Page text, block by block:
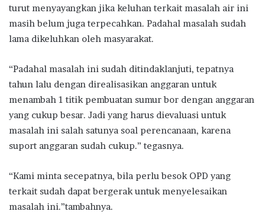
turut menyayangkan jika keluhan terkait masalah air ini
masih belum juga terpecahkan. Padahal masalah sudah
lama dikeluhkan oleh masyarakat.
“Padahal masalah ini sudah ditindaklanjuti, tepatnya
tahun lalu dengan direalisasikan anggaran untuk
menambah 1 titik pembuatan sumur bor dengan anggaran
yang cukup besar. Jadi yang harus dievaluasi untuk
masalah ini salah satunya soal perencanaan, karena
suport anggaran sudah cukup.” tegasnya.
“Kami minta secepatnya, bila perlu besok OPD yang
terkait sudah dapat bergerak untuk menyelesaikan
masalah ini.”tambahnya.